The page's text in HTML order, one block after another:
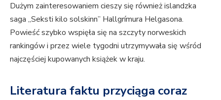
Dużym zainteresowaniem cieszy się również islandzka
saga „Seksti kilo solskinn” Hallgrímura Helgasona.
Powieść szybko wspięła się na szczyty norweskich
rankingów i przez wiele tygodni utrzymywała się wśród
najczęściej kupowanych książek w kraju.
Literatura faktu przyciąga coraz